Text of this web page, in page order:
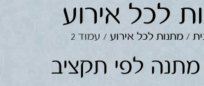
לכל אירוע
/מתנות לכל אירוע / עמוד 2
מתנה לפי תקציב